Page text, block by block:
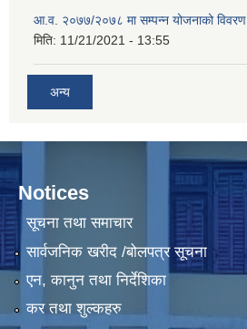
आ.व. २०७७/२०७८ मा सम्पन्न योजनाको विवरण
मिति: 11/21/2021 - 13:55
अन्य
Notices
सूचना तथा समाचार
सार्वजनिक खरीद /बोलपत्र सूचना
एन, कानुन तथा निर्देशिका
कर तथा शुल्कहरु